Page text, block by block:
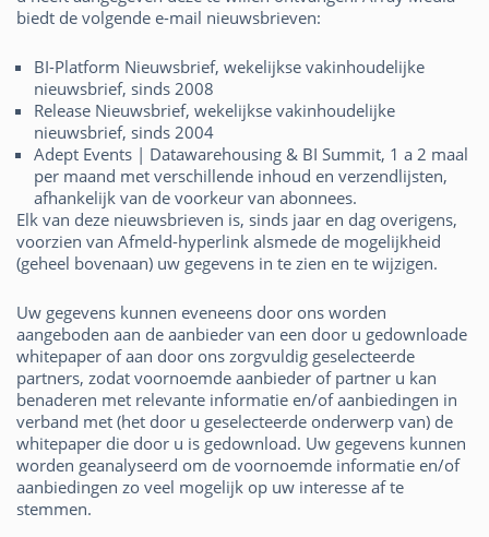
biedt de volgende e-mail nieuwsbrieven:
BI-Platform Nieuwsbrief, wekelijkse vakinhoudelijke
nieuwsbrief, sinds 2008
Release Nieuwsbrief, wekelijkse vakinhoudelijke
nieuwsbrief, sinds 2004
Adept Events | Datawarehousing & BI Summit, 1 a 2 maal
per maand met verschillende inhoud en verzendlijsten,
afhankelijk van de voorkeur van abonnees.
Elk van deze nieuwsbrieven is, sinds jaar en dag overigens,
voorzien van Afmeld-hyperlink alsmede de mogelijkheid
(geheel bovenaan) uw gegevens in te zien en te wijzigen.
Uw gegevens kunnen eveneens door ons worden
aangeboden aan de aanbieder van een door u gedownloade
whitepaper of aan door ons zorgvuldig geselecteerde
partners, zodat voornoemde aanbieder of partner u kan
benaderen met relevante informatie en/of aanbiedingen in
verband met (het door u geselecteerde onderwerp van) de
whitepaper die door u is gedownload. Uw gegevens kunnen
worden geanalyseerd om de voornoemde informatie en/of
aanbiedingen zo veel mogelijk op uw interesse af te
stemmen.